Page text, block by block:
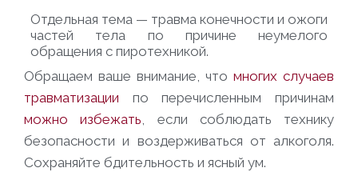
Отдельная тема — травма конечности и ожоги
частей тела по причине неумелого
обращения с пиротехникой.
Обращаем ваше внимание, что многих случаев
травматизации по перечисленным причинам
можно избежать, если соблюдать технику
безопасности и воздерживаться от алкоголя.
Сохраняйте бдительность и ясный ум.